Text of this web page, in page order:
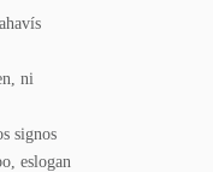
ni
signos
eslogan